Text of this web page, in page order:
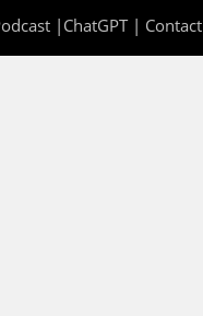
| ChatGPT| Contact